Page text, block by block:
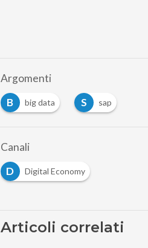
Argomenti
B
big data S
sap
Canali
D
Digital Economy
Articoli correlati